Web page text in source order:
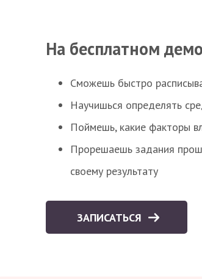
На бесплатном
Сможешь быстро
Научишься определять
Поймешь, какие факторы
Прорешаешь задания
своему результату
ЗАПИСАТЬСЯ